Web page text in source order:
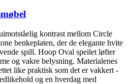
kontrast mellom Circle
benkeplaten, der de elegante hvite
spill. Hoop Oval speilet løfter
og vakre belysning. Materialenes
like praktisk som det er vakkert -
og en hverdag med